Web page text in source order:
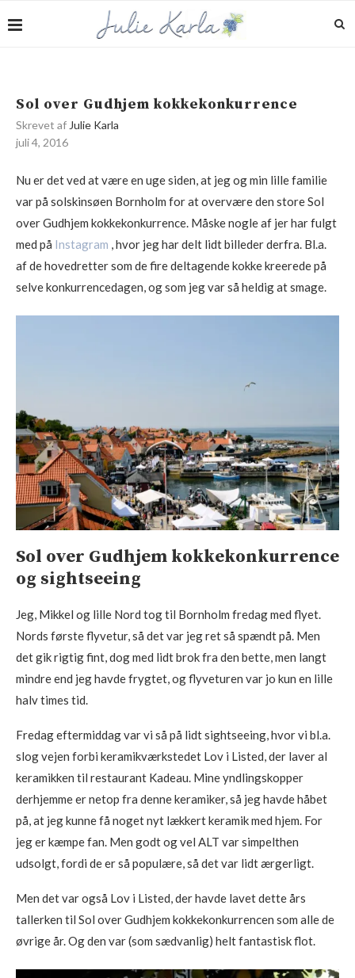
Sol over Gudhjem kokkekonkurrence
Skrevet af Julie Karla
juli 4, 2016
Nu er det ved at være en uge siden, at jeg og min lille familie
var på solskinsøen Bornholm for at overvære den store Sol
over Gudhjem kokkekonkurrence. Måske nogle af jer har fulgt
med på Instagram , hvor jeg har delt lidt billeder derfra. Bl.a.
af de hovedretter som de fire deltagende kokke kreerede på
selve konkurrencedagen, og som jeg var så heldig at smage.
Sol over Gudhjem kokkekonkurrence
og sightseeing
Jeg, Mikkel og lille Nord tog til Bornholm fredag med flyet.
Nords første flyvetur, så det var jeg ret så spændt på. Men
det gik rigtig fint, dog med lidt brok fra den bette, men langt
mindre end jeg havde frygtet, og flyveturen var jo kun en lille
halv times tid.
Fredag eftermiddag var vi så på lidt sightseeing, hvor vi bl.a.
slog vejen forbi keramikværkstedet Lov i Listed, der laver al
keramikken til restaurant Kadeau. Mine yndlingskopper
derhjemme er netop fra denne keramiker, så jeg havde håbet
på, at jeg kunne få noget nyt lækkert keramik med hjem. For
jeg er kæmpe fan. Men godt og vel ALT var simpelthen
udsolgt, fordi de er så populære, så det var lidt ærgerligt.
Men det var også Lov i Listed, der havde lavet dette års
tallerken til Sol over Gudhjem kokkekonkurrencen som alle de
øvrige år. Og den var (som sædvanlig) helt fantastisk flot.